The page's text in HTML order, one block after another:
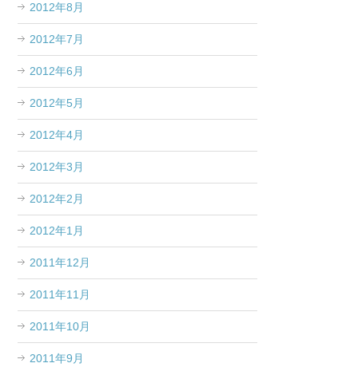
2012年8月
2012年7月
2012年6月
2012年5月
2012年4月
2012年3月
2012年2月
2012年1月
2011年12月
2011年11月
2011年10月
2011年9月